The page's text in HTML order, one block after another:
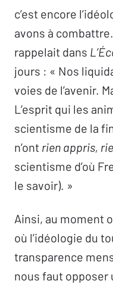
c’est encore
avons à
rappelait dans
jours : « Nos
voies de l’avenir.
L’esprit qui les
scientisme de la
n’ont rien appris,
scientisme d’où
le savoir). »
Ainsi, au moment
où l’idéologie du
transparence
nous faut opposer